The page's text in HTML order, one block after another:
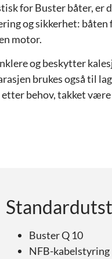
for Buster båter, er
og sikkerhet: båten
motor.
og beskytter
brukes også til
behov, takket
Buster Q 10
NFB-kabelstyring